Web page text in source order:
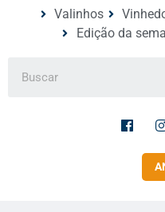
Valinhos
Edição da